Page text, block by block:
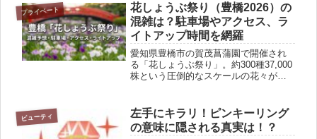
プライベート
花しょうぶ祭り（豊橋2026）の
混雑は？駐車場やアクセス、ラ
イトアップ時間を網羅
愛知県豊橋市の賀茂菖蒲園で開催され
る「花しょうぶ祭り」。約300種37,000
株という圧倒的なスケールの花々が咲
の日中。夜のライトアップ時も賑わい
ます。駐車場：園内駐車場は...
ビューティ
左手にキラリ！ピンキーリング
の意味に隠される真実は！？